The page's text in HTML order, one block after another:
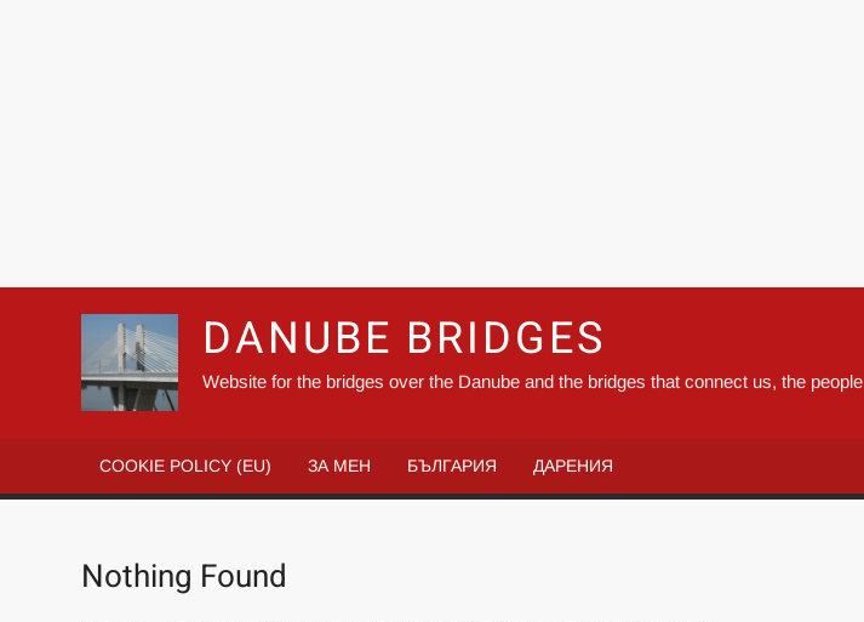
DANUBE BRIDGES
Website for the bridges over the Danube and the bridges that connect us, the people
COOKIE POLICY (EU) ЗА МЕН БЪЛГАРИЯ ДАРЕНИЯ
Nothing Found